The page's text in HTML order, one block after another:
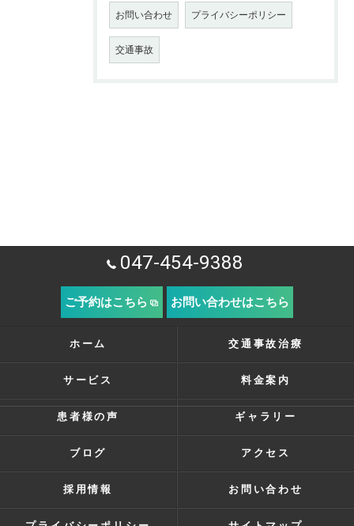
お問い合わせ プライバシーポリシー
交通事故
047-454-9388
ご予約はこちら お問い合わせはこちら
ホーム 交通事故治療
サービス 料金案内
患者様の声 ギャラリー
ブログ アクセス
採用情報 お問い合わせ